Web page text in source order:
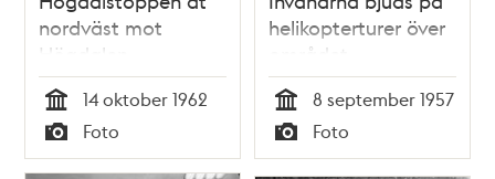
nordväst mot
Högdalen
Tid
14 oktober 1962
Typ
Foto
helikopterturer över
området
Tid
8 september 1957
Typ
Foto